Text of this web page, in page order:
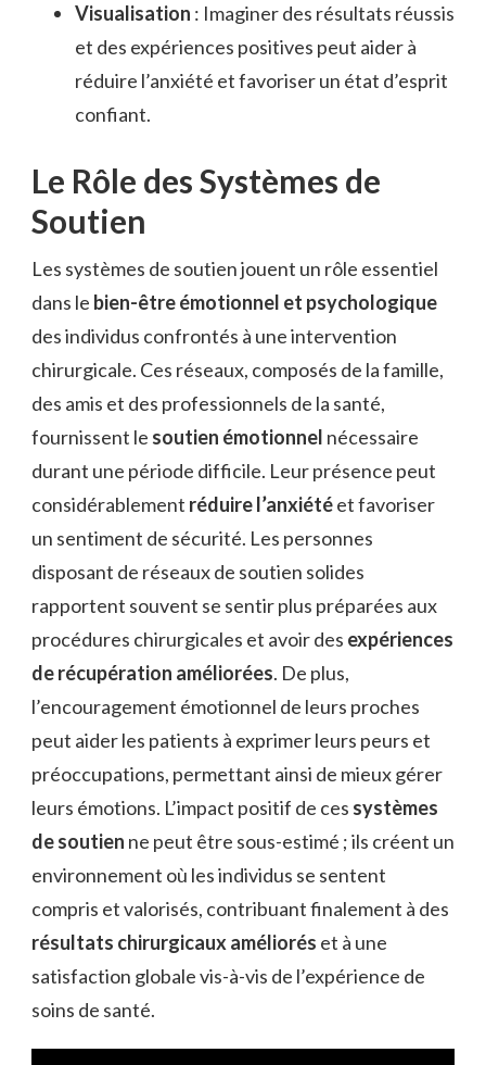
Visualisation : Imaginer des résultats réussis
et des expériences positives peut aider à
réduire l’anxiété et favoriser un état d’esprit
confiant.
Le Rôle des Systèmes de
Soutien
Les systèmes de soutien jouent un rôle essentiel
dans le bien-être émotionnel et psychologique
des individus confrontés à une intervention
chirurgicale. Ces réseaux, composés de la famille,
des amis et des professionnels de la santé,
fournissent le soutien émotionnel nécessaire
durant une période difficile. Leur présence peut
considérablement réduire l’anxiétéet favoriser
un sentiment de sécurité. Les personnes
disposant de réseaux de soutien solides
rapportent souvent se sentir plus préparées aux
procédures chirurgicales et avoir des expériences
de récupération améliorées. De plus,
l’encouragement émotionnel de leurs proches
peut aider les patients à exprimer leurs peurs et
préoccupations, permettant ainsi de mieux gérer
leurs émotions. L’impact positif de ces systèmes
de soutien ne peut être sous-estimé ; ils créent un
environnement où les individus se sentent
compris et valorisés, contribuant finalement à des
résultats chirurgicaux améliorés et à une
satisfaction globale vis-à-vis de l’expérience de
soins de santé.